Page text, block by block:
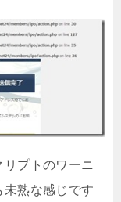
プトのワーニ
未熟な感じです